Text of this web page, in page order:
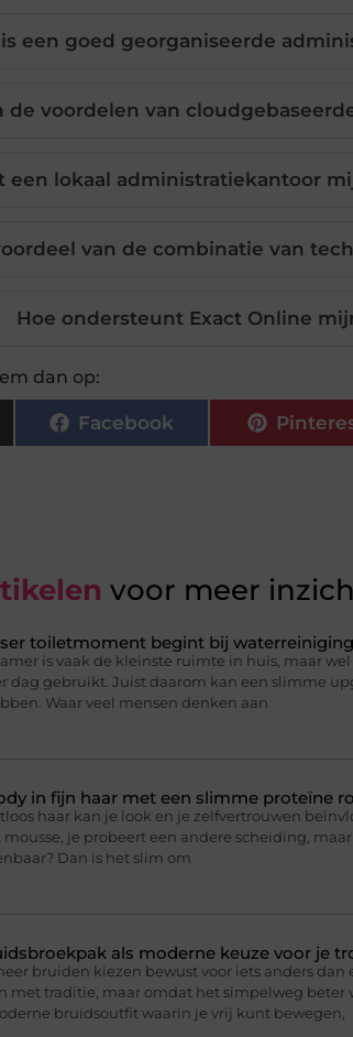
is een goed georganiseerde
de voordelen van
een lokaal administratiekantoor
van de combinatie van
Hoe ondersteunt Exact Online
dan op:
Facebook
voor meer
toiletmoment begint bij waterreiniging
is vaak de kleinste ruimte in huis, maar
dag gebruikt. Juist daarom kan een slimme
Waar veel mensen denken aan
in fijn haar met een slimme proteïne
haar kan je look en je zelfvertrouwen
je probeert een andere scheiding,
Dan is het slim om
als moderne keuze voor je
bruiden kiezen bewust voor iets anders dan
met traditie, maar omdat het simpelweg beter
bruidsoutfit waarin je vrij kunt bewegen,